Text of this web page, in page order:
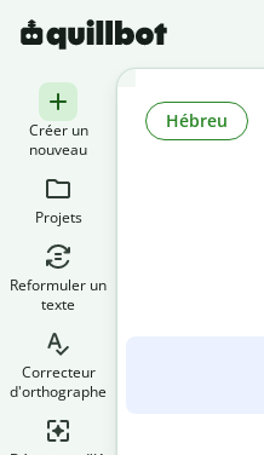
Créer un
nouveau
Projets
Reformuler un
texte
Correcteur
d'orthographe
Hébreu